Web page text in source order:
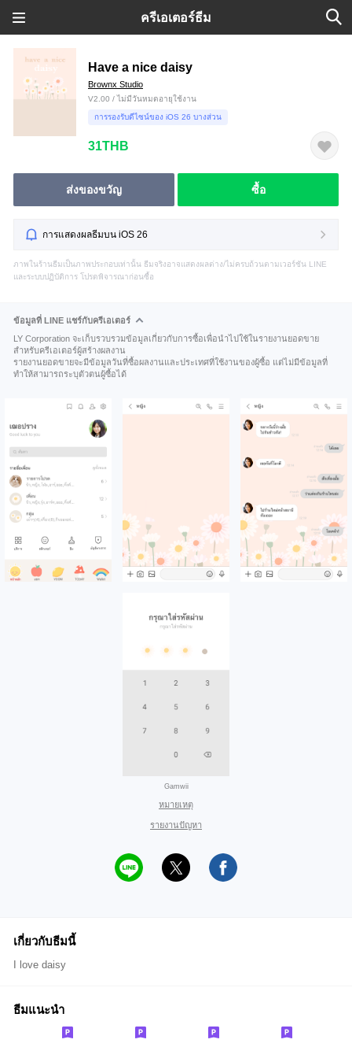
ครีเอเตอร์ธีม
Have a nice daisy
Brownx Studio
V2.00 / ไม่มีวันหมดอายุใช้งาน
การรองรับดีไซน์ของ iOS 26 บางส่วน
31THB
ส่งของขวัญ ซื้อ
การแสดงผลธีมบน iOS 26
ภาพในร้านธีมเป็นภาพประกอบเท่านั้น ธีมจริงอาจแสดงผลต่าง/ไม่ครบถ้วนตามเวอร์ชัน LINE
และระบบปฏิบัติการ โปรดพิจารณาก่อนซื้อ
ข้อมูลที่ LINE แชร์กับครีเอเตอร์
LY Corporation จะเก็บรวบรวมข้อมูลเกี่ยวกับการซื้อเพื่อนำไปใช้ในรายงานยอดขาย
สำหรับครีเอเตอร์ผู้สร้างผลงาน
รายงานยอดขายจะมีข้อมูลวันที่ซื้อผลงานและประเทศที่ใช้งานของผู้ซื้อ แต่ไม่มีข้อมูลที่
ทำให้สามารถระบุตัวตนผู้ซื้อได้
Gamwii
หมายเหตุ
รายงานปัญหา
เกี่ยวกับธีมนี้
I love daisy
ธีมแนะนำ